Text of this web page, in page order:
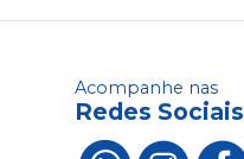
Acompanhe nas
Redes Sociais